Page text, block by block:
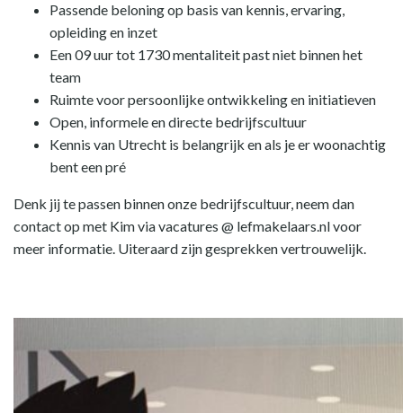
Passende beloning op basis van kennis, ervaring,
opleiding en inzet
Een 09 uur tot 1730 mentaliteit past niet binnen het
team
Ruimte voor persoonlijke ontwikkeling en initiatieven
Open, informele en directe bedrijfscultuur
Kennis van Utrecht is belangrijk en als je er woonachtig
bent een pré
Denk jij te passen binnen onze bedrijfscultuur, neem dan
contact op met Kim via vacatures @ lefmakelaars.nl voor
meer informatie. Uiteraard zijn gesprekken vertrouwelijk.